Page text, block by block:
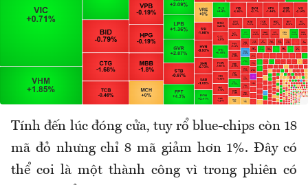
Tính đến lúc đóng cửa, tuy rổ blue-chips còn 18
mã đỏ nhưng chỉ 8 mã giảm hơn 1%. Đây có
thể coi là một thành công vì trong phiên có